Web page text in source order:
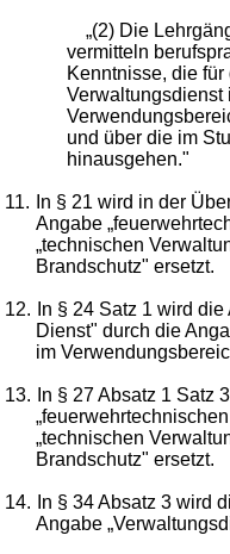
„(2) Die
vermitteln
Kenntnisse, die
Verwaltungsdienst
und über die im
hinausgehen."
11.
In § 21 wird in der
Angabe
„technischen
Brandschutz" ersetzt.
12.
In § 24 Satz 1 wird
Dienst" durch die
im
13.
In § 27 Absatz 1 Satz
„technischen
Brandschutz" ersetzt.
14.
In § 34 Absatz 3 wird
Angabe